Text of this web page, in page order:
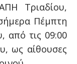
Τριαδίου,
Πέμπτη
από τις 09:00
ως αίθουσες